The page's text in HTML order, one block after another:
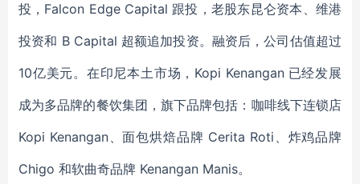
投，Falcon Edge Capital 跟投，老股东昆仑资本、维港
投资和 B Capital 超额追加投资。融资后，公司估值超过
10亿美元。在印尼本土市场，Kopi Kenangan 已经发展
成为多品牌的餐饮集团，旗下品牌包括：咖啡线下连锁店
Kopi Kenangan、面包烘焙品牌 Cerita Roti、炸鸡品牌
Chigo 和软曲奇品牌 Kenangan Manis。